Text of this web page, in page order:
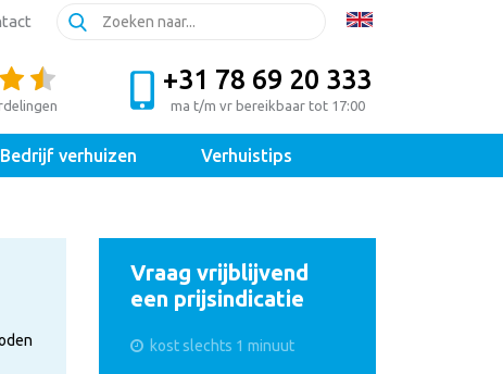
+31 78 69 20 333
ma t/m vr bereikbaar tot 17:00
Bedrijf verhuizen Verhuistips
Vraag vrijblijvend
een prijsindicatie
kost slechts 1 minuut